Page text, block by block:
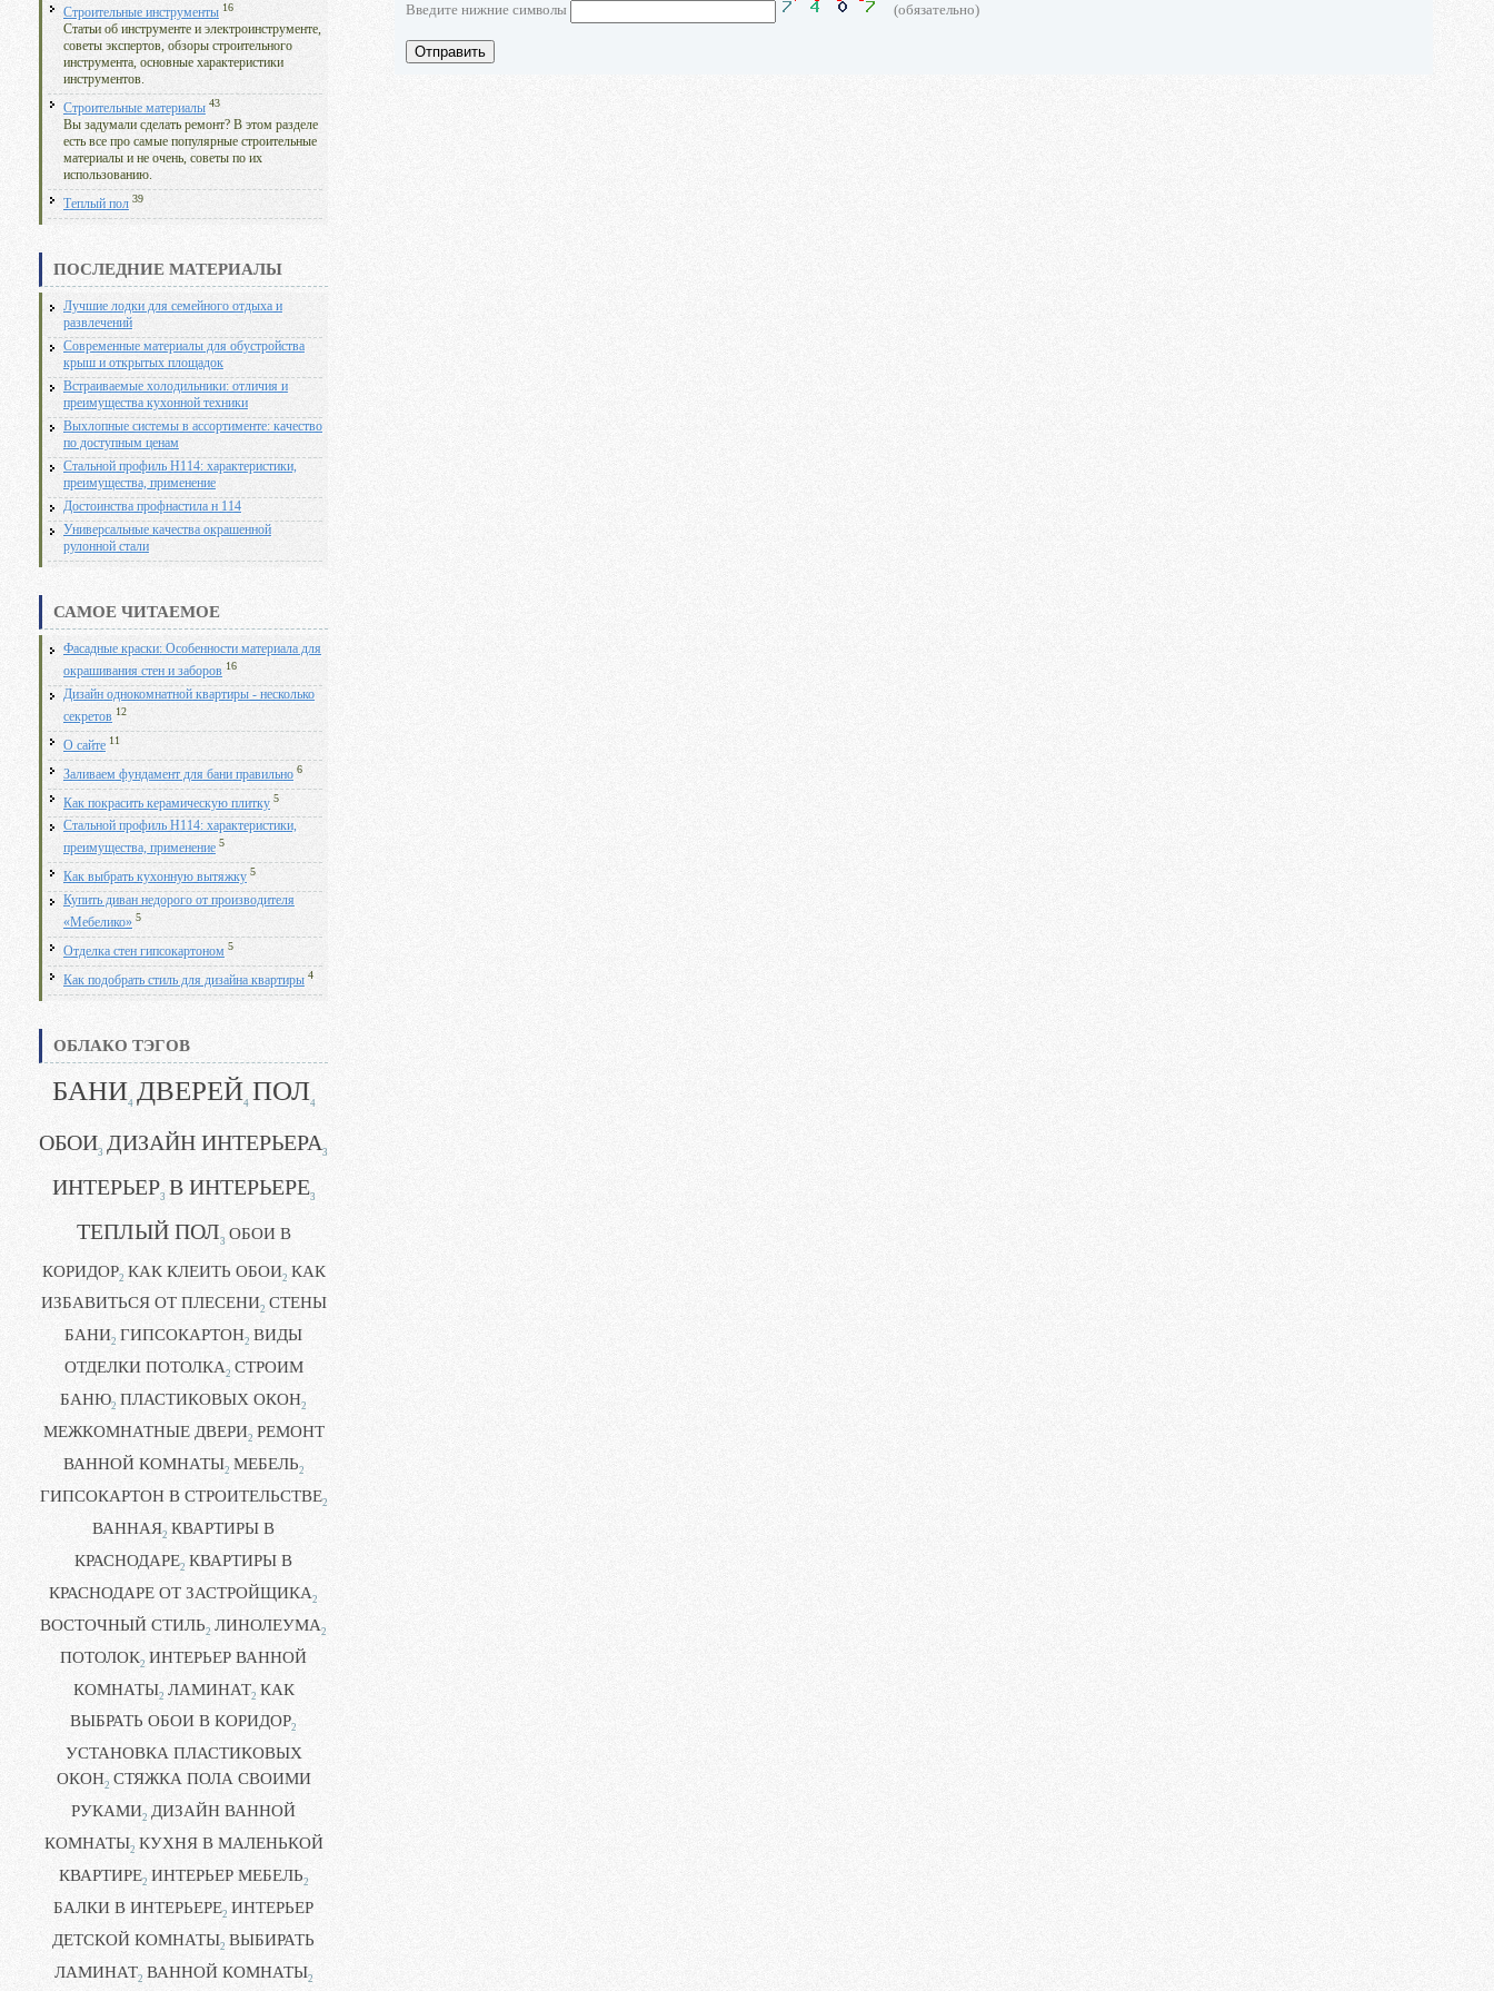
Строительные инструменты 16
Статьи об инструменте и электроинструменте,
советы экспертов, обзоры строительного
инструмента, основные характеристики
инструментов.
Строительные материалы 43
Вы задумали сделать ремонт? В этом разделе
есть все про самые популярные строительные
материалы и не очень, советы по их
использованию.
Теплый пол 39
ПОСЛЕДНИЕ МАТЕРИАЛЫ
Лучшие лодки для семейного отдыха и
развлечений
Современные материалы для обустройства
крыш и открытых площадок
Встраиваемые холодильники: отличия и
преимущества кухонной техники
Выхлопные системы в ассортименте: качество
по доступным ценам
Стальной профиль Н114: характеристики,
преимущества, применение
Достоинства профнастила н 114
Универсальные качества окрашенной
рулонной стали
САМОЕ ЧИТАЕМОЕ
Фасадные краски: Особенности материала для
окрашивания стен и заборов 16
Дизайн однокомнатной квартиры - несколько
секретов 12
О сайте 11
Заливаем фундамент для бани правильно 6
Как покрасить керамическую плитку 5
Стальной профиль Н114: характеристики,
преимущества, применение 5
Как выбрать кухонную вытяжку 5
Купить диван недорого от производителя
«Мебелико» 5
Отделка стен гипсокартоном 5
Как подобрать стиль для дизайна квартиры 4
ОБЛАКО ТЭГОВ
БАНИ4 ДВЕРЕЙ4 ПОЛ4
ОБОИ3 ДИЗАЙН ИНТЕРЬЕРА3
ИНТЕРЬЕР3 В ИНТЕРЬЕРЕ3
ТЕПЛЫЙ ПОЛ3 ОБОИ В
КОРИДОР2 КАК КЛЕИТЬ ОБОИ2 КАК
ИЗБАВИТЬСЯ ОТ ПЛЕСЕНИ2 СТЕНЫ
БАНИ2 ГИПСОКАРТОН2 ВИДЫ
ОТДЕЛКИ ПОТОЛКА2 СТРОИМ
БАНЮ2 ПЛАСТИКОВЫХ ОКОН2
МЕЖКОМНАТНЫЕ ДВЕРИ2 РЕМОНТ
ВАННОЙ КОМНАТЫ2 МЕБЕЛЬ2
ГИПСОКАРТОН В СТРОИТЕЛЬСТВЕ2
ВАННАЯ2 КВАРТИРЫ В
КРАСНОДАРЕ2 КВАРТИРЫ В
КРАСНОДАРЕ ОТ ЗАСТРОЙЩИКА2
ВОСТОЧНЫЙ СТИЛЬ2 ЛИНОЛЕУМА2
ПОТОЛОК2 ИНТЕРЬЕР ВАННОЙ
КОМНАТЫ2 ЛАМИНАТ2 КАК
ВЫБРАТЬ ОБОИ В КОРИДОР2
УСТАНОВКА ПЛАСТИКОВЫХ
ОКОН2 СТЯЖКА ПОЛА СВОИМИ
РУКАМИ2 ДИЗАЙН ВАННОЙ
КОМНАТЫ2 КУХНЯ В МАЛЕНЬКОЙ
КВАРТИРЕ2 ИНТЕРЬЕР МЕБЕЛЬ2
БАЛКИ В ИНТЕРЬЕРЕ2 ИНТЕРЬЕР
ДЕТСКОЙ КОМНАТЫ2 ВЫБИРАТЬ
ЛАМИНАТ2 ВАННОЙ КОМНАТЫ2
Введите нижние символы (обязательно)
Отправить